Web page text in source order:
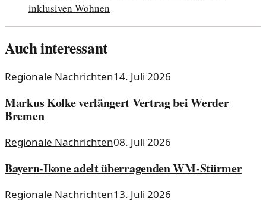
inklusiven Wohnen
Auch interessant
Regionale Nachrichten14. Juli 2026
Markus Kolke verlängert Vertrag bei Werder
Bremen
Regionale Nachrichten08. Juli 2026
Bayern-Ikone adelt überragenden WM-Stürmer
Regionale Nachrichten13. Juli 2026